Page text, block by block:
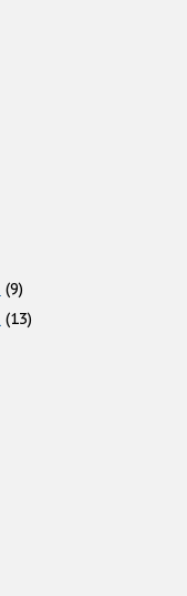
(9)
(13)